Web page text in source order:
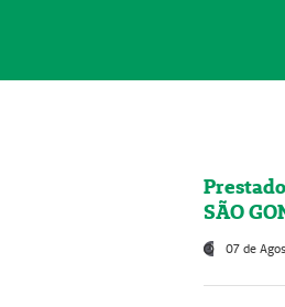
SÃO
07 de